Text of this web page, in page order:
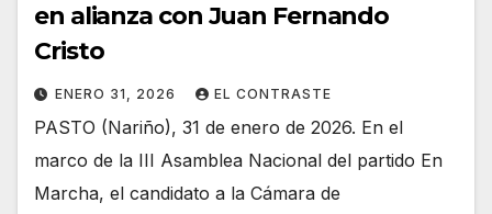
en alianza con Juan Fernando
Cristo
ENERO 31, 2026 EL CONTRASTE
PASTO (Nariño), 31 de enero de 2026. En el
marco de la III Asamblea Nacional del partido En
Marcha, el candidato a la Cámara de